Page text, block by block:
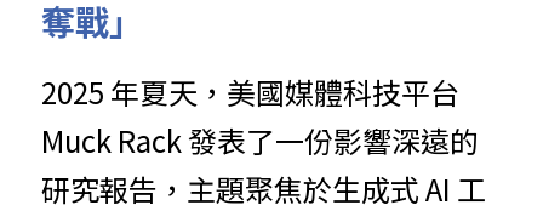
奪戰」
2025 年夏天，美國媒體科技平台
Muck Rack 發表了一份影響深遠的
研究報告，主題聚焦於生成式 AI 工